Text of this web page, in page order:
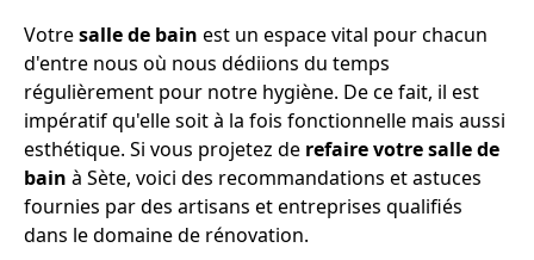
Votresalle de bain est un espace vital pour chacun
d'entre nous où nous dédiions du temps
régulièrement pour notre hygiène. De ce fait, il est
impératif qu'elle soit à la fois fonctionnelle mais aussi
esthétique. Si vous projetez de refaire votre salle de
bain à Sète, voici des recommandations et astuces
fournies par des artisans et entreprises qualifiés
dans le domaine de rénovation.